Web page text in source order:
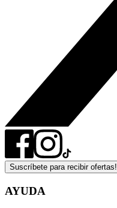
Suscríbete para recibir ofertas!
AYUDA